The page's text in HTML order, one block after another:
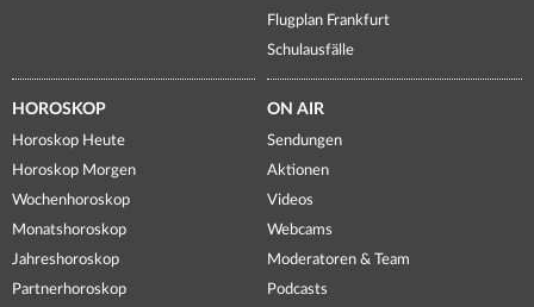
Flugplan Frankfurt
Schulausfälle
HOROSKOP
Horoskop Heute
Horoskop Morgen
Wochenhoroskop
Monatshoroskop
Jahreshoroskop
Partnerhoroskop
ON AIR
Sendungen
Aktionen
Videos
Webcams
Moderatoren & Team
Podcasts